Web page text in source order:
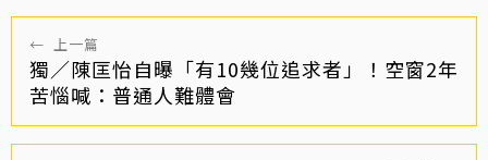
← 上一篇
獨／陳匡怡自曝「有10幾位追求者」！空窗2年
苦惱喊：普通人難體會